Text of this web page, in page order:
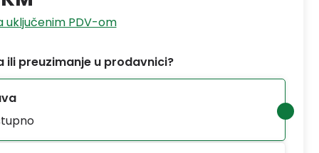
uključenim PDV-om
ili preuzimanje u prodavnici?